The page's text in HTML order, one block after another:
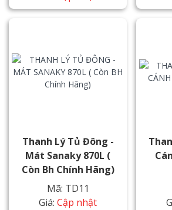
Thanh Lý Tủ Đông -
Mát Sanaky 870L (
Còn Bh Chính Hãng)
Mã: TD11
Giá: Cập nhật